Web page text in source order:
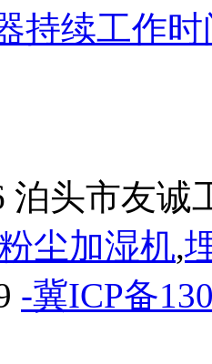
持续工作
泊头市友
尘加湿机,
-冀ICP备